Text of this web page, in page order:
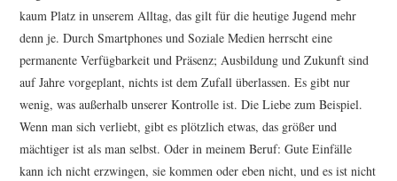
kaum Platz in unserem Alltag, das gilt für die heutige Jugend mehr
denn je. Durch Smartphones und Soziale Medien herrscht eine
permanente Verfügbarkeit und Präsenz; Ausbildung und Zukunft sind
auf Jahre vorgeplant, nichts ist dem Zufall überlassen. Es gibt nur
wenig, was außerhalb unserer Kontrolle ist. Die Liebe zum Beispiel.
Wenn man sich verliebt, gibt es plötzlich etwas, das größer und
mächtiger ist als man selbst. Oder in meinem Beruf: Gute Einfälle
kann ich nicht erzwingen, sie kommen oder eben nicht, und es ist nicht